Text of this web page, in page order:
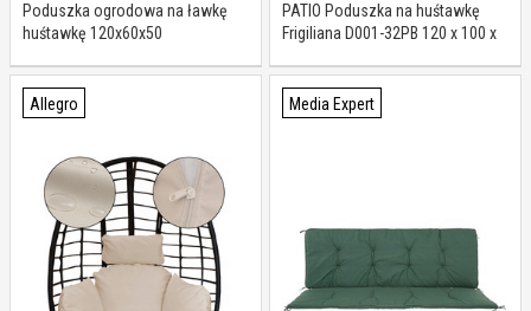
Poduszka ogrodowa na ławkę
huśtawkę 120x60x50
PATIO Poduszka na huśtawkę
Frigiliana D001-32PB 120 x 100 x
Allegro Media Expert